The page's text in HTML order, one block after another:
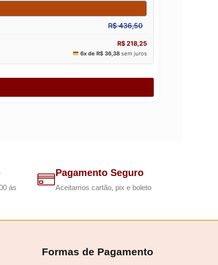
ás
Pagamento Seguro
Aceitamos cartão, pix e boleto
Formas de Pagamento